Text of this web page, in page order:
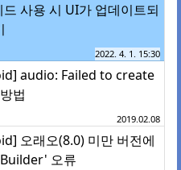
사용 시 UI가 업데이트되
2022. 4. 1. 15:30
audio: Failed to create
법
2019.02.08
오래오(8.0) 미만 버전에
오류